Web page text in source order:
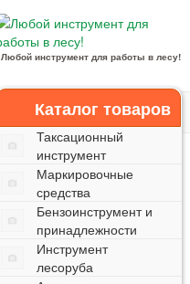
Любой инструмент для работы в лесу!
Каталог товаров
Таксационный
инструмент
Маркировочные
средства
Бензоинструмент и
принадлежности
Инструмент
лесоруба